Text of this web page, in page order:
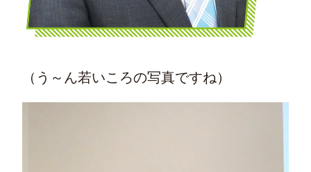
（う～ん若いころの写真ですね）